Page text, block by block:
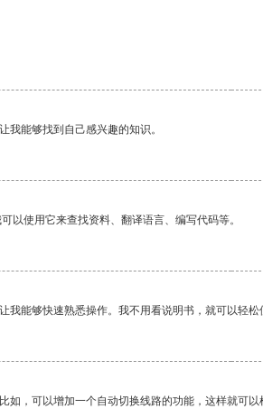
我能够找到自己感兴趣的知识。
以使用它来查找资料、翻译语言、编写代码等。
能够快速熟悉操作。我不用看说明书，就可以轻松
，可以增加一个自动切换线路的功能，这样就可